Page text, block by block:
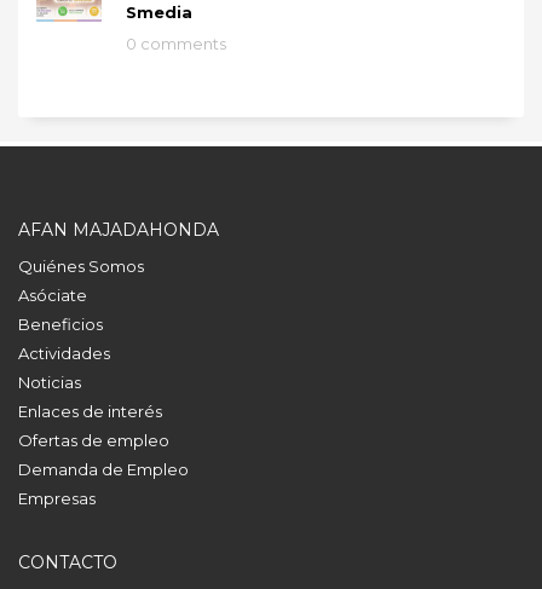
Smedia
0 comments
AFAN MAJADAHONDA
Quiénes Somos
Asóciate
Beneficios
Actividades
Noticias
Enlaces de interés
Ofertas de empleo
Demanda de Empleo
Empresas
CONTACTO